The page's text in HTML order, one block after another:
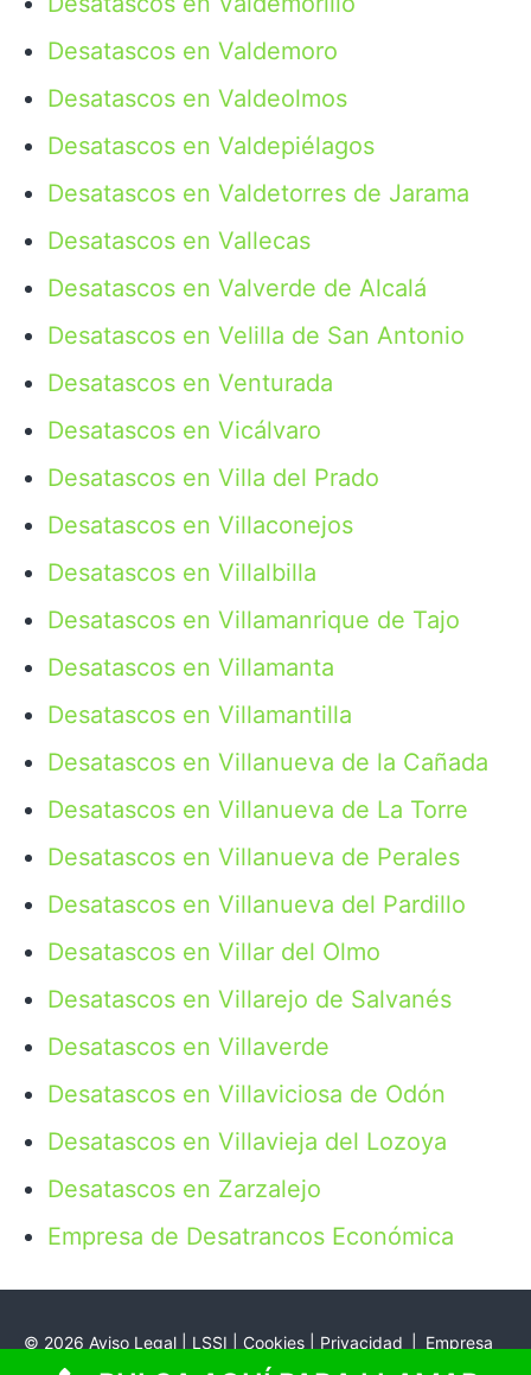
Desatascos en Valdemoro
Desatascos en Valdeolmos
Desatascos en Valdepiélagos
Desatascos en Valdetorres de Jarama
Desatascos en Vallecas
Desatascos en Valverde de Alcalá
Desatascos en Velilla de San Antonio
Desatascos en Venturada
Desatascos en Vicálvaro
Desatascos en Villa del Prado
Desatascos en Villaconejos
Desatascos en Villalbilla
Desatascos en Villamanrique de Tajo
Desatascos en Villamanta
Desatascos en Villamantilla
Desatascos en Villanueva de la Cañada
Desatascos en Villanueva de La Torre
Desatascos en Villanueva de Perales
Desatascos en Villanueva del Pardillo
Desatascos en Villar del Olmo
Desatascos en Villarejo de Salvanés
Desatascos en Villaverde
Desatascos en Villaviciosa de Odón
Desatascos en Villavieja del Lozoya
Desatascos en Zarzalejo
Empresa de Desatrancos Económica
© 2026 Aviso Legal | LSSI | Cookies | Privacidad
Empresa
de desatrancos y pocería en Madrid y Guadalajara